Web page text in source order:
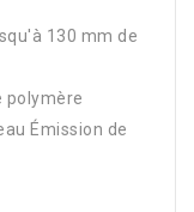
130 mm de
polymère
Émission de